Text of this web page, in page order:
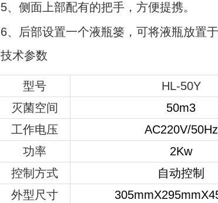
5、侧面上部配有的把手，方便提携。
6、后部设置一个液瓶篓，可将液瓶放置
技术参数
型号
HL-50Y
灭菌空间
50m3
工作电压
AC220V/50Hz
功率
2Kw
控制方式
自动控制
外型尺寸